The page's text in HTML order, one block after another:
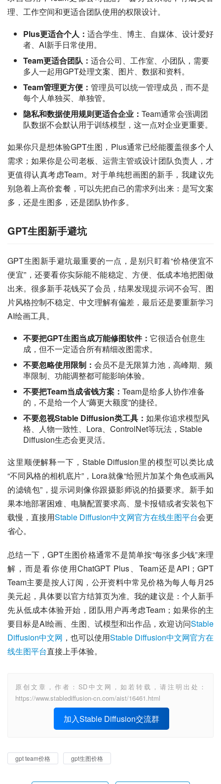
理、工作空间和更适合团队使用的权限设计。
Plus更适合个人： 适合学生、博主、自媒体、设计爱好
者、AI新手日常使用。
Team更适合团队： 适合公司、工作室、小团队，需要
多人一起用GPT处理文案、图片、数据和资料。
Team管理更方便： 管理员可以统一管理成员，而不是
每个人单独买、单独管。
隐私和数据使用规则更适合企业： Team通常会强调团
队数据不会默认用于训练模型，这一点对企业更重要。
如果你只是想体验GPT生图，Plus通常已经能覆盖很多个人
需求；如果你是公司老板、运营主管或设计团队负责人，才
更值得认真考虑Team。对于单纯想画图的新手，我建议先
别急着上高价套餐，可以先把自己的需求列出来：是写文案
多，还是生图多，还是团队协作多。
GPT生图新手避坑
GPT生图新手避坑最重要的一点，是别只盯着“价格便宜不
便宜”，还要看你实际能不能稳定、方便、低成本地把图做
出来。很多新手花钱买了会员，结果发现提示词不会写、图
片风格控制不稳定、中文理解有偏差，最后还是要重新学习
AI绘画工具。
不要把GPT生图当成万能修图软件： 它很适合创意生
成，但不一定适合所有精细改图需求。
不要忽略使用限制： 会员不是无限算力池，高峰期、频
率限制、功能调整都可能影响体验。
不要把Team当成省钱方案： Team是给多人协作准备
的，不是给一个人“薅更大额度”的捷径。
不要忽视Stable Diffusion类工具： 如果你追求模型风
格、人物一致性、Lora、ControlNet等玩法，Stable
Diffusion生态会更灵活。
这里顺便解释一下，Stable Diffusion里的模型可以类比成
“不同风格的相机底片”，Lora就像“给照片加某个角色或画风
的滤镜包”，提示词则像你跟摄影师说的拍摄要求。新手如
果本地部署困难、电脑配置要求高、显卡报错或者安装包下
载慢，直接用Stable Diffusion中文网官方在线生图平台会更
省心。
总结一下，GPT生图价格通常不是简单按“每张多少钱”来理
解，而是看你使用ChatGPT Plus、Team还是API；GPT
Team主要是按人订阅，公开资料中常见价格为每人每月25
美元起，具体要以官方结算页为准。我的建议是：个人新手
先从低成本体验开始，团队用户再考虑Team；如果你的主
要目标是AI绘画、生图、试模型和出作品，欢迎访问Stable
Diffusion中文网 ，也可以使用Stable Diffusion中文网官方在
线生图平台直接上手体验。
原创文章，作者：SD中文网，如若转载，请注明出处：
https://www.stablediffusion-cn.com/aist/16461.html
加入Stable Diffusion交流群
gpt team价格 gpt生图价格